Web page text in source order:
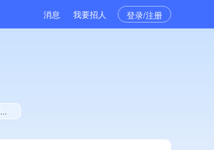
消息 我要招人 登录/注册